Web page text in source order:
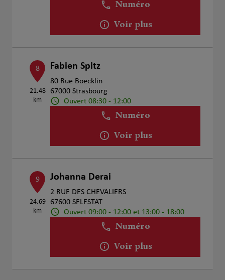
Numéro
Voir plus
8
21.48
km
Fabien Spitz
80 Rue Boecklin
67000 Strasbourg
Ouvert 08:30 - 12:00
Numéro
Voir plus
9
24.69
km
Johanna Derai
2 RUE DES CHEVALIERS
67600 SELESTAT
Ouvert 09:00 - 12:00 et 13:00 - 18:00
Numéro
Voir plus